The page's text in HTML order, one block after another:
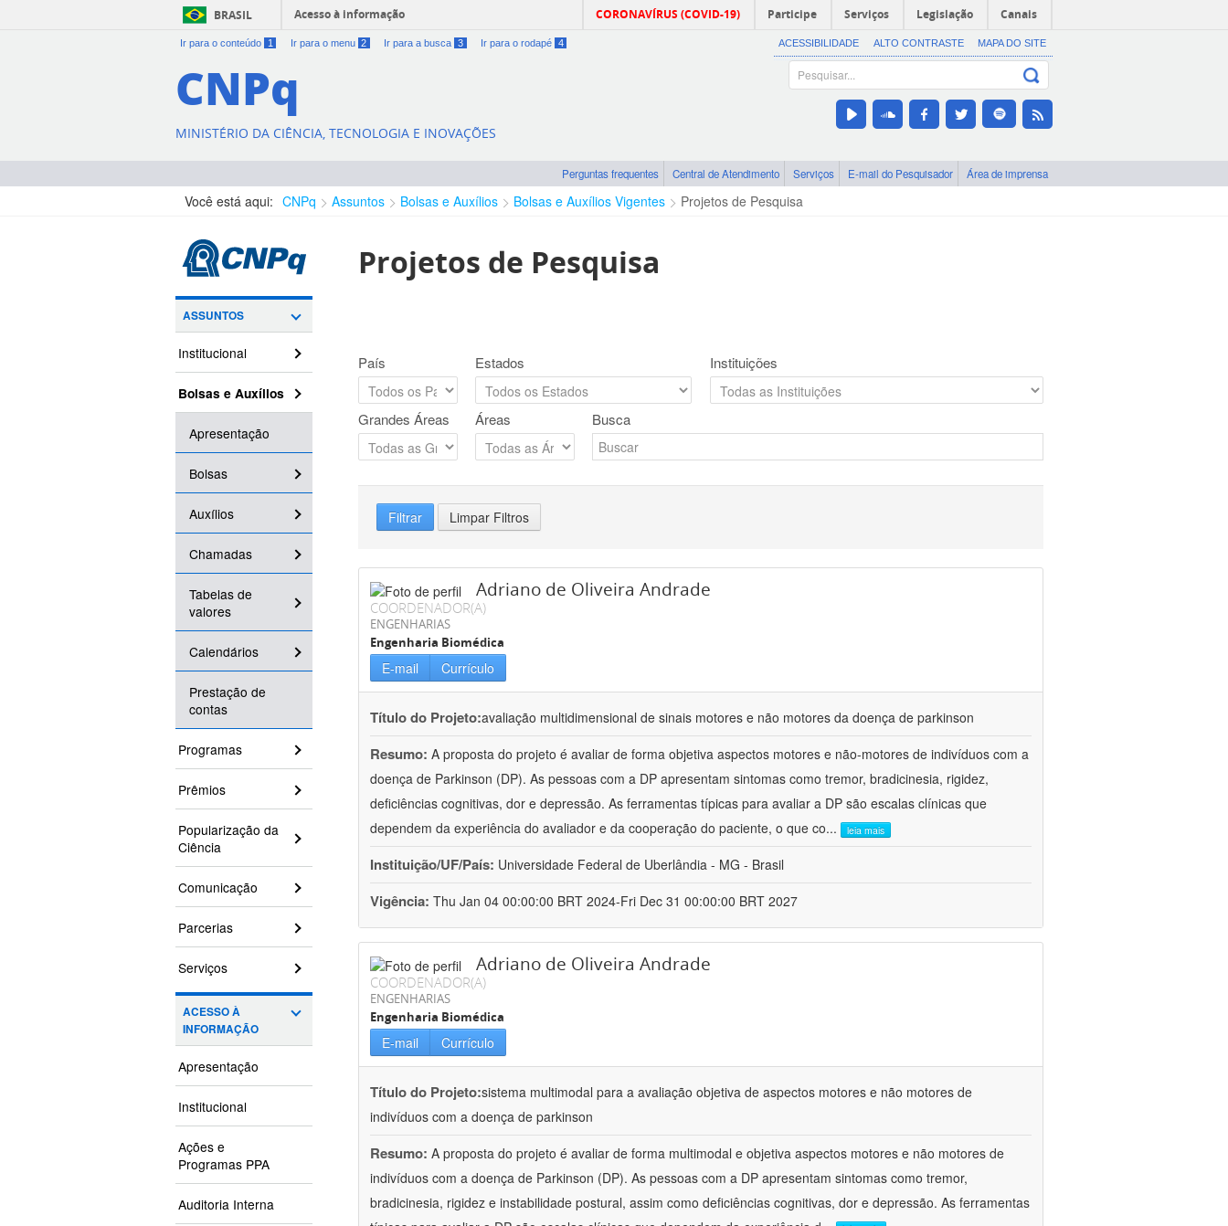
BRASIL Acesso à informação CORONAVÍRUS (COVID-19) Participe Serviços Legislação Canais
Ir para o conteúdo 1 Ir para o menu 2 Ir para a busca 3 Ir para o rodapé 4 ACESSIBILIDADE ALTO CONTRASTE MAPA DO SITE
CNPq
MINISTÉRIO DA CIÊNCIA, TECNOLOGIA E INOVAÇÕES
Perguntas frequentes Central de Atendimento Serviços E-mail do Pesquisador Área de imprensa
Você está aqui: CNPq Assuntos Bolsas e Auxílios Bolsas e Auxílios Vigentes Projetos de Pesquisa
ASSUNTOS
Institucional
Bolsas e Auxílios
Apresentação
Bolsas
Auxílios
Chamadas
Tabelas de
valores
Calendários
Prestação de
contas
Programas
Prêmios
Popularização da
Ciência
Comunicação
Parcerias
Serviços
ACESSO À
INFORMAÇÃO
Apresentação
Institucional
Ações e
Programas PPA
Auditoria Interna
Projetos de Pesquisa
País Estados Instituições
Grandes Áreas Áreas Busca
Filtrar Limpar Filtros
Adriano de Oliveira Andrade
COORDENADOR(A)
ENGENHARIAS
Engenharia Biomédica
E-mail Currículo
Título do Projeto:avaliação multidimensional de sinais motores e não motores da doença de parkinson
Resumo: A proposta do projeto é avaliar de forma objetiva aspectos motores e não-motores de indivíduos com a
doença de Parkinson (DP). As pessoas com a DP apresentam sintomas como tremor, bradicinesia, rigidez,
deficiências cognitivas, dor e depressão. As ferramentas típicas para avaliar a DP são escalas clínicas que
dependem da experiência do avaliador e da cooperação do paciente, o que co... leia mais
Instituição/UF/País: Universidade Federal de Uberlândia - MG - Brasil
Vigência: Thu Jan 04 00:00:00 BRT 2024-Fri Dec 31 00:00:00 BRT 2027
Adriano de Oliveira Andrade
COORDENADOR(A)
ENGENHARIAS
Engenharia Biomédica
E-mail Currículo
Título do Projeto:sistema multimodal para a avaliação objetiva de aspectos motores e não motores de
indivíduos com a doença de parkinson
Resumo: A proposta do projeto é avaliar de forma multimodal e objetiva aspectos motores e não motores de
indivíduos com a doença de Parkinson (DP). As pessoas com a DP apresentam sintomas como tremor,
bradicinesia, rigidez e instabilidade postural, assim como deficiências cognitivas, dor e depressão. As ferramentas